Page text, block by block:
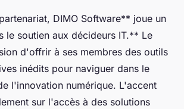
DIMO Software** joue un
le soutien aux décideurs IT.** Le
d'offrir à ses membres des outils
inédits pour naviguer dans le
l'innovation numérique. L'accent
sur l'accès à des solutions